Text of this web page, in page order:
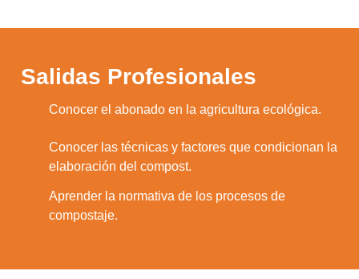
Salidas Profesionales
Conocer el abonado en la agricultura ecológica.
Conocer las técnicas y factores que condicionan la
elaboración del compost.
Aprender la normativa de los procesos de
compostaje.
Puedes aprender más sobre qué cookies